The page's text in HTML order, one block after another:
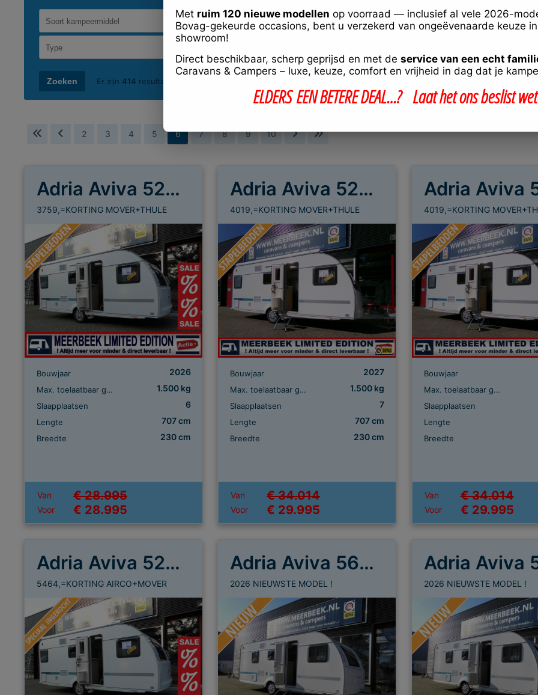
Selecteer merk
Er zijn 414 resultaten gevonden
2 3 4 5 6 7 8 9 10
Adria Aviva 522 PT
3759,=KORTING MOVER+THULE
Bouwjaar 2026
Max. toelaatbaar gewicht 1.500 kg
Slaapplaatsen 6
Lengte 707 cm
Breedte 230 cm
Van € 28.995
Voor € 28.995
Adria Aviva 522 PT
4019,=KORTING MOVER+THULE
Bouwjaar 2027
Max. toelaatbaar gewicht 1.500 kg
Slaapplaatsen 7
Lengte 707 cm
Breedte 230 cm
Van € 34.014
Voor € 29.995
4019,=KORTING
Bouwjaar
Max. toelaatbaar gewicht
Slaapplaatsen
Lengte
Breedte
Van € 34.014
Voor € 29.995
Adria Aviva 522 PT
5464,=KORTING AIRCO+MOVER
Adria Aviva 563 PT
2026 NIEUWSTE MODEL ! 2026 NIEUWSTE MODEL !
Met ruim 120 nieuwe modellen op voorraad — inclusief al vele 2026-
Bovag-gekeurde occasions, bent u verzekerd van ongeëvenaarde keuze
showroom!
Direct beschikbaar, scherp geprijsd en met de service van een echt
Caravans & Campers – luxe, keuze, comfort en vrijheid in dag dat je
ELDERSEENBETERE DEAL…? Laat het ons beslist